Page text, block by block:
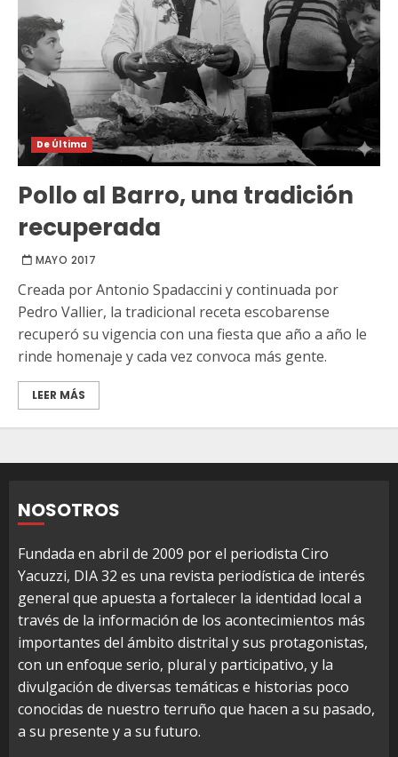
De Última
Pollo al Barro, una tradición
recuperada
MAYO 2017
Creada por Antonio Spadaccini y continuada por
Pedro Vallier, la tradicional receta escobarense
recuperó su vigencia con una fiesta que año a año le
rinde homenaje y cada vez convoca más gente.
LEER MÁS
NOSOTROS
Fundada en abril de 2009 por el periodista Ciro
Yacuzzi, DIA 32 es una revista periodística de interés
general que apuesta a fortalecer la identidad local a
través de la información de los acontecimientos más
importantes del ámbito distrital y sus protagonistas,
con un enfoque serio, plural y participativo, y la
divulgación de diversas temáticas e historias poco
conocidas de nuestro terruño que hacen a su pasado,
a su presente y a su futuro.